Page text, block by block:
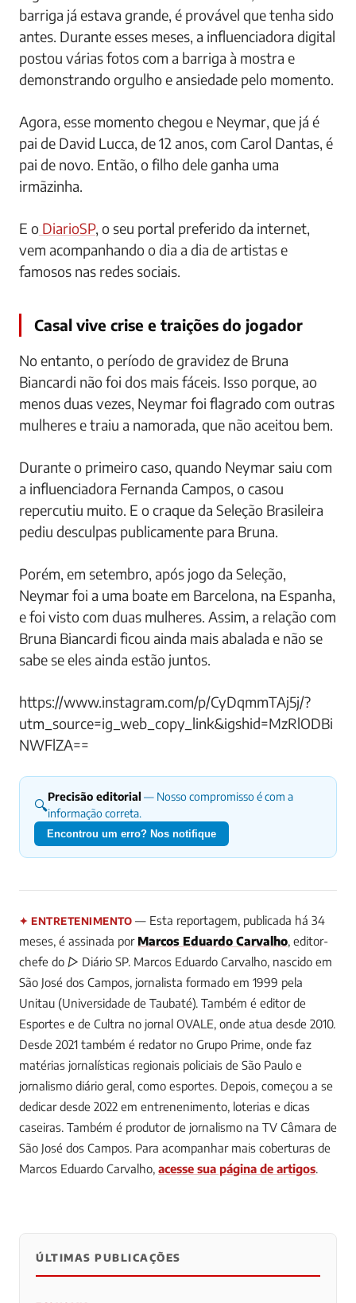
barriga já estava grande, é provável que tenha sido
antes. Durante esses meses, a influenciadora digital
postou várias fotos com a barriga à mostra e
demonstrando orgulho e ansiedade pelo momento.
Agora, esse momento chegou e Neymar, que já é
pai de David Lucca, de 12 anos, com Carol Dantas, é
pai de novo. Então, o filho dele ganha uma
irmãzinha.
E o DiarioSP, o seu portal preferido da internet,
vem acompanhando o dia a dia de artistas e
famosos nas redes sociais.
Casal vive crise e traições do jogador
No entanto, o período de gravidez de Bruna
Biancardi não foi dos mais fáceis. Isso porque, ao
menos duas vezes, Neymar foi flagrado com outras
mulheres e traiu a namorada, que não aceitou bem.
Durante o primeiro caso, quando Neymar saiu com
a influenciadora Fernanda Campos, o casou
repercutiu muito. E o craque da Seleção Brasileira
pediu desculpas publicamente para Bruna.
Porém, em setembro, após jogo da Seleção,
Neymar foi a uma boate em Barcelona, na Espanha,
e foi visto com duas mulheres. Assim, a relação com
Bruna Biancardi ficou ainda mais abalada e não se
sabe se eles ainda estão juntos.
https://www.instagram.com/p/CyDqmmTAj5j/?
utm_source=ig_web_copy_link&igshid=MzRlODBi
NWFlZA==
🔍Precisão editorial — Nosso compromisso é com a
informação correta.
Encontrou um erro? Nos notifique
✦ ENTRETENIMENTO — Esta reportagem, publicada há 34
meses, é assinada por Marcos Eduardo Carvalho, editor-
chefe do ▷ Diário SP. Marcos Eduardo Carvalho, nascido em
São José dos Campos, jornalista formado em 1999 pela
Unitau (Universidade de Taubaté). Também é editor de
Esportes e de Cultra no jornal OVALE, onde atua desde 2010.
Desde 2021 também é redator no Grupo Prime, onde faz
matérias jornalísticas regionais policiais de São Paulo e
jornalismo diário geral, como esportes. Depois, começou a se
dedicar desde 2022 em entrenenimento, loterias e dicas
caseiras. Também é produtor de jornalismo na TV Câmara de
São José dos Campos. Para acompanhar mais coberturas de
Marcos Eduardo Carvalho, acesse sua página de artigos.
0 0 0
ÚLTIMAS PUBLICAÇÕES